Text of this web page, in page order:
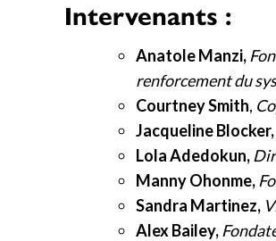
Intervenants :
Anatole Manzi,
renforcement du
Courtney Smith,
Jacqueline Blocker,
Lola Adedokun,
Manny Ohonme,
Sandra Martinez,
Alex Bailey,